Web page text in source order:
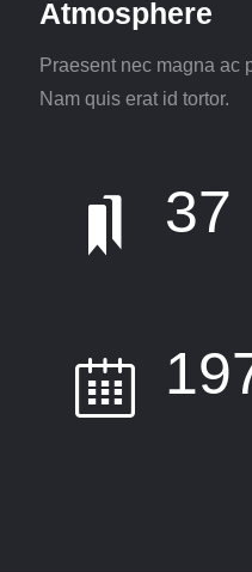
Atmosphere
Praesent nec magna ac
Nam quis erat id tortor.
37